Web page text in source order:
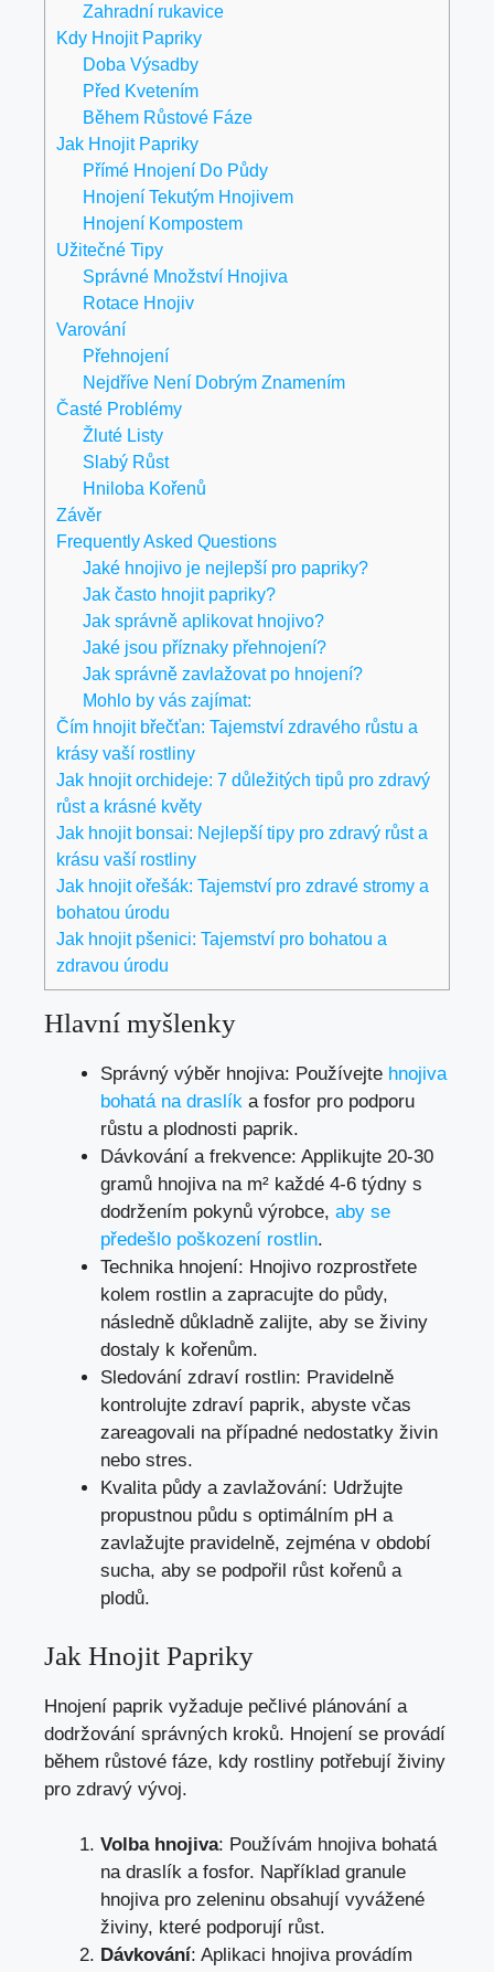
Zahradní rukavice
Kdy Hnojit Papriky
Doba Výsadby
Před Kvetením
Během Růstové Fáze
Jak Hnojit Papriky
Přímé Hnojení Do Půdy
Hnojení Tekutým Hnojivem
Hnojení Kompostem
Užitečné Tipy
Správné Množství Hnojiva
Rotace Hnojiv
Varování
Přehnojení
Nejdříve Není Dobrým Znamením
Časté Problémy
Žluté Listy
Slabý Růst
Hniloba Kořenů
Závěr
Frequently Asked Questions
Jaké hnojivo je nejlepší pro papriky?
Jak často hnojit papriky?
Jak správně aplikovat hnojivo?
Jaké jsou příznaky přehnojení?
Jak správně zavlažovat po hnojení?
Mohlo by vás zajímat:
Čím hnojit břečťan: Tajemství zdravého růstu a
krásy vaší rostliny
Jak hnojit orchideje: 7 důležitých tipů pro zdravý
růst a krásné květy
Jak hnojit bonsai: Nejlepší tipy pro zdravý růst a
krásu vaší rostliny
Jak hnojit ořešák: Tajemství pro zdravé stromy a
bohatou úrodu
Jak hnojit pšenici: Tajemství pro bohatou a
zdravou úrodu
Hlavní myšlenky
Správný výběr hnojiva: Používejte hnojiva
bohatá na draslík a fosfor pro podporu
růstu a plodnosti paprik.
Dávkování a frekvence: Applikujte 20-30
gramů hnojiva na m² každé 4-6 týdny s
dodržením pokynů výrobce, aby se
předešlo poškození rostlin.
Technika hnojení: Hnojivo rozprostřete
kolem rostlin a zapracujte do půdy,
následně důkladně zalijte, aby se živiny
dostaly k kořenům.
Sledování zdraví rostlin: Pravidelně
kontrolujte zdraví paprik, abyste včas
zareagovali na případné nedostatky živin
nebo stres.
Kvalita půdy a zavlažování: Udržujte
propustnou půdu s optimálním pH a
zavlažujte pravidelně, zejména v období
sucha, aby se podpořil růst kořenů a
plodů.
Jak Hnojit Papriky
Hnojení paprik vyžaduje pečlivé plánování a
dodržování správných kroků. Hnojení se provádí
během růstové fáze, kdy rostliny potřebují živiny
pro zdravý vývoj.
Volba hnojiva: Používám hnojiva bohatá
na draslík a fosfor. Například granule
hnojiva pro zeleninu obsahují vyvážené
živiny, které podporují růst.
Dávkování: Aplikaci hnojiva provádím